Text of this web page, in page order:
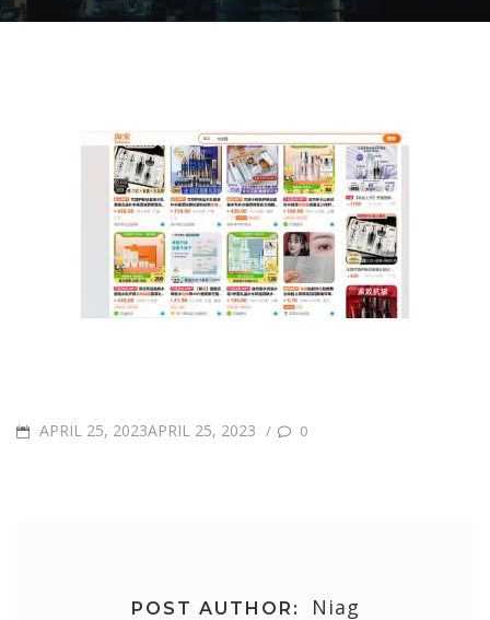
POSTED
APRIL 25, 2023APRIL 25, 2023 / 0
POST AUTHOR: Niag